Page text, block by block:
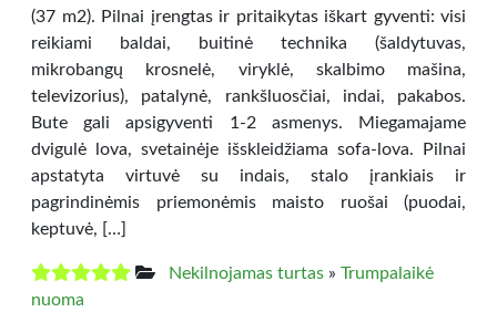
(37 m2). Pilnai įrengtas ir pritaikytas iškart gyventi: visi
reikiami baldai, buitinė technika (šaldytuvas,
mikrobangų krosnelė, viryklė, skalbimo mašina,
televizorius), patalynė, rankšluosčiai, indai, pakabos.
Bute gali apsigyventi 1-2 asmenys. Miegamajame
dvigulė lova, svetainėje išskleidžiama sofa-lova. Pilnai
apstatyta virtuvė su indais, stalo įrankiais ir
pagrindinėmis priemonėmis maisto ruošai (puodai,
keptuvė, […]
Nekilnojamas turtas » Trumpalaikė
nuoma